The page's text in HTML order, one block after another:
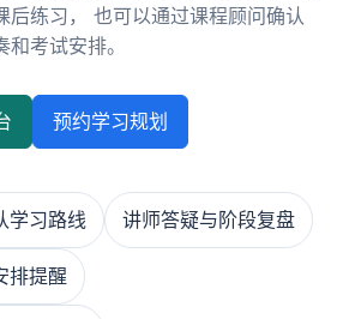
后练习， 也可以通过课程顾问确认
考试安排。
预约学习规划
学习路线 讲师答疑与阶段复盘
排提醒